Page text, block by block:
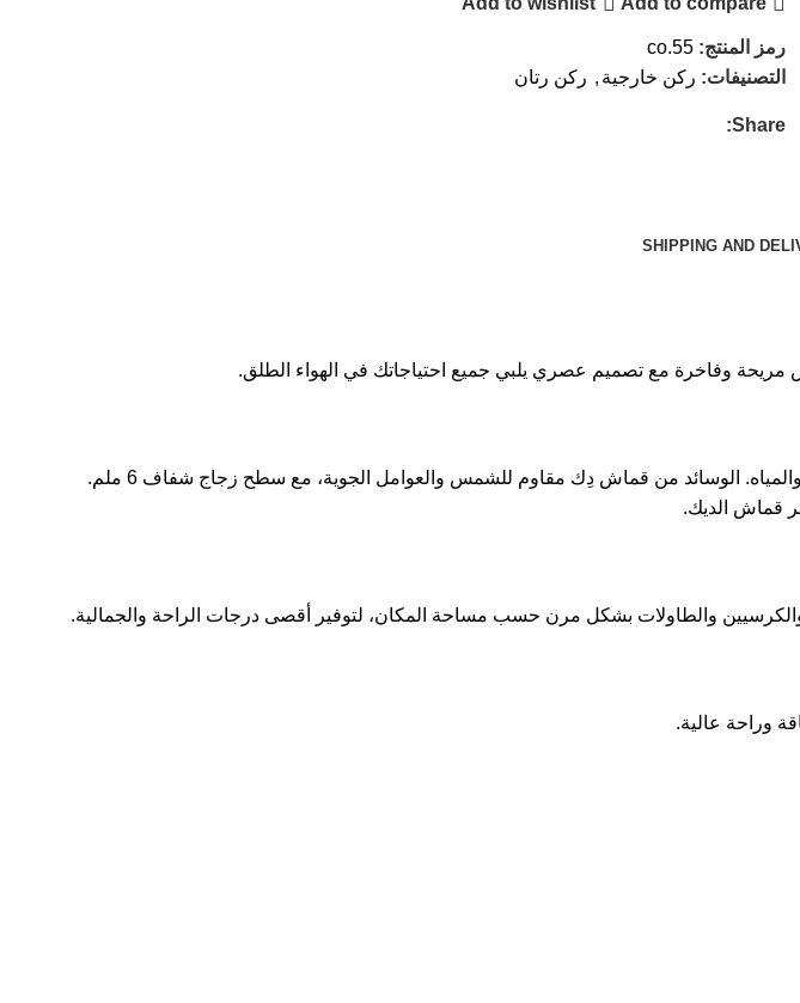
رمز المنتج: co.55
التصنيفات: ركن خارجية , ركن رتان
Share:
SHIPPING AND
مريحة وفاخرة مع تصميم عصري يلبي جميع احتياجاتك في الهواء الطلق.
الوسائد من قماش دِك مقاوم للشمس والعوامل الجوية، مع سطح زجاج شفاف 6 ملم.
والطاولات بشكل مرن حسب مساحة المكان، لتوفير أقصى درجات الراحة والجمالية.
وراحة عالية.